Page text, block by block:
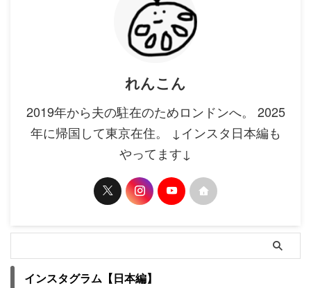
れんこん
2019年から夫の駐在のためロンドンへ。 2025
年に帰国して東京在住。 ↓インスタ日本編も
やってます↓
インスタグラム【日本編】